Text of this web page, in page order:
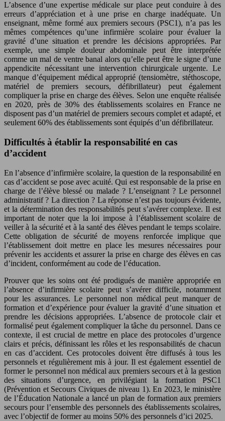
L’absence d’une expertise médicale sur place peut conduire à des
erreurs d’appréciation et à une prise en charge inadéquate. Un
enseignant, même formé aux premiers secours (PSC1), n’a pas les
mêmes compétences qu’une infirmière scolaire pour évaluer la
gravité d’une situation et prendre les décisions appropriées. Par
exemple, une simple douleur abdominale peut être interprétée
comme un mal de ventre banal alors qu’elle peut être le signe d’une
appendicite nécessitant une intervention chirurgicale urgente. Le
manque d’équipement médical approprié (tensiomètre, stéthoscope,
matériel de premiers secours, défibrillateur) peut également
compliquer la prise en charge des élèves. Selon une enquête réalisée
en 2020, près de 30% des établissements scolaires en France ne
disposent pas d’un matériel de premiers secours complet et adapté, et
seulement 60% des établissements sont équipés d’un défibrillateur.
Difficultés à établir la responsabilité en cas
d’accident
En l’absence d’infirmière scolaire, la question de la responsabilité en
cas d’accident se pose avec acuité. Qui est responsable de la prise en
charge de l’élève blessé ou malade ? L’enseignant ? Le personnel
administratif ? La direction ? La réponse n’est pas toujours évidente,
et la détermination des responsabilités peut s’avérer complexe. Il est
important de noter que la loi impose à l’établissement scolaire de
veiller à la sécurité et à la santé des élèves pendant le temps scolaire.
Cette obligation de sécurité de moyens renforcée implique que
l’établissement doit mettre en place les mesures nécessaires pour
prévenir les accidents et assurer la prise en charge des élèves en cas
d’incident, conformément au code de l’éducation.
Prouver que les soins ont été prodigués de manière appropriée en
l’absence d’infirmière scolaire peut s’avérer difficile, notamment
pour les assurances. Le personnel non médical peut manquer de
formation et d’expérience pour évaluer la gravité d’une situation et
prendre les décisions appropriées. L’absence de protocole clair et
formalisé peut également compliquer la tâche du personnel. Dans ce
contexte, il est crucial de mettre en place des protocoles d’urgence
clairs et précis, définissant les rôles et les responsabilités de chacun
en cas d’accident. Ces protocoles doivent être diffusés à tous les
personnels et régulièrement mis à jour. Il est également essentiel de
former le personnel non médical aux premiers secours et à la gestion
des situations d’urgence, en privilégiant la formation PSC1
(Prévention et Secours Civiques de niveau 1). En 2023, le ministère
de l’Éducation Nationale a lancé un plan de formation aux premiers
secours pour l’ensemble des personnels des établissements scolaires,
avec l’objectif de former au moins 50% des personnels d’ici 2025.